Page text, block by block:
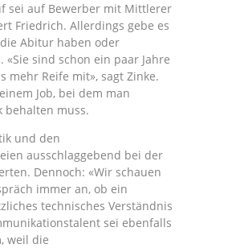
sei auf Bewerber mit Mittlerer
Friedrich. Allerdings gebe es
Abitur haben oder
sind schon ein paar Jahre
mehr Reife mit», sagt Zinke.
Job, bei dem man
behalten muss.
und den
ausschlaggebend bei der
Dennoch: «Wir schauen
immer an, ob ein
technisches Verständnis
sei ebenfalls
weil die